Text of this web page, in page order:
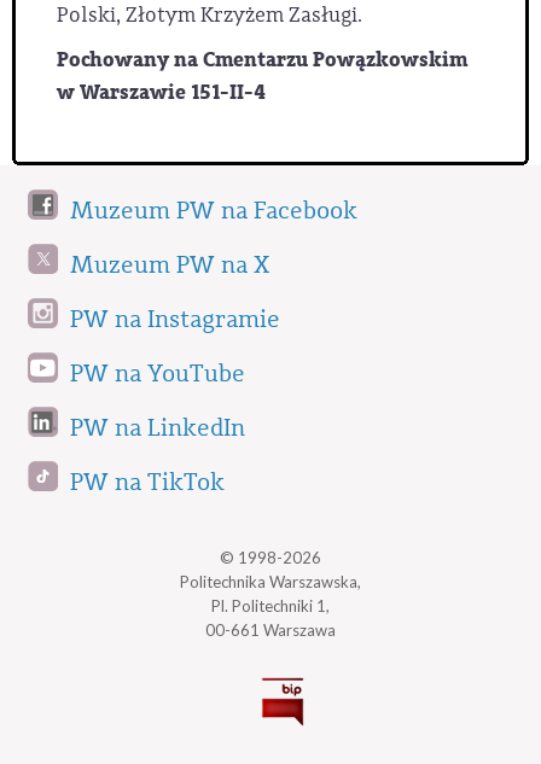
Polski, Złotym Krzyżem Zasługi.
Pochowany na Cmentarzu Powązkowskim
w Warszawie 151-II-4
Muzeum PW na Facebook
Muzeum PW na X
PW na Instagramie
PW na YouTube
PW na LinkedIn
PW na TikTok
© 1998-2026
Politechnika Warszawska,
Pl. Politechniki 1,
00-661 Warszawa